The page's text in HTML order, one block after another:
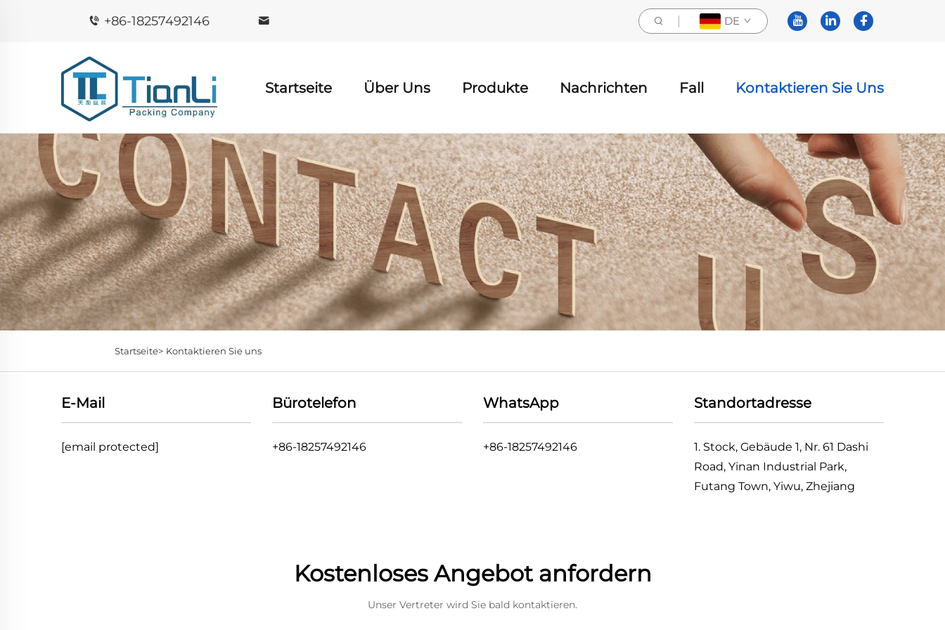
+86-18257492146 DE
Startseite Über Uns Produkte Nachrichten Fall Kontaktieren Sie Uns
Startseite> Kontaktieren Sie uns
E-Mail
[email protected]
Bürotelefon
+86-18257492146
WhatsApp
+86-18257492146
Standortadresse
1. Stock, Gebäude 1, Nr. 61 Dashi
Road, Yinan Industrial Park,
Futang Town, Yiwu, Zhejiang
Kostenloses Angebot anfordern
Unser Vertreter wird Sie bald kontaktieren.